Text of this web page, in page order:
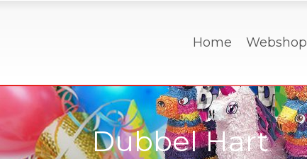
Home Webshop
Dubbel Hart